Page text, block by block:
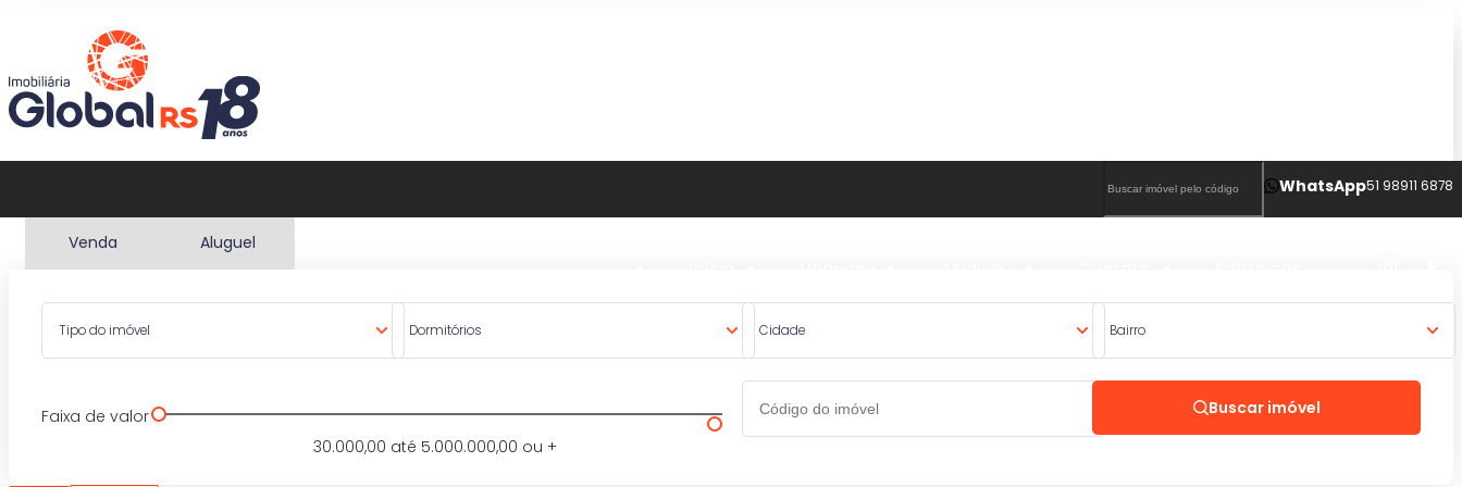
WhatsApp51 98911 6878
Venda Aluguel
Tipo do imóvel Dormitórios Cidade Bairro
Faixa de valor
30.000,00 até 5.000.000,00 ou +
Buscar imóvel